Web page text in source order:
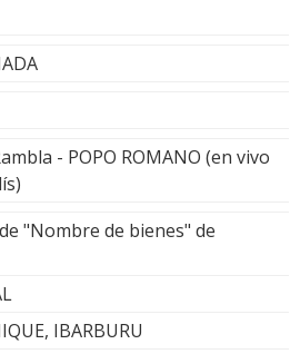
- POPO ROMANO (en vivo
"Nombre de bienes" de
IBARBURU